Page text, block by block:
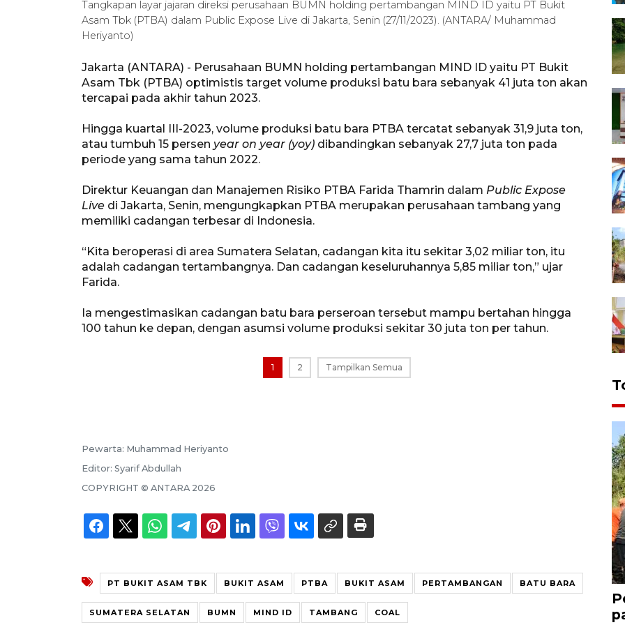
Tangkapan layar jajaran direksi perusahaan BUMN holding pertambangan MIND ID yaitu PT Bukit
Asam Tbk (PTBA) dalam Public Expose Live di Jakarta, Senin (27/11/2023). (ANTARA/ Muhammad
Heriyanto)
Jakarta (ANTARA) - Perusahaan BUMN holding pertambangan MIND ID yaitu PT Bukit
Asam Tbk (PTBA) optimistis target volume produksi batu bara sebanyak 41 juta ton akan
tercapai pada akhir tahun 2023.
Hingga kuartal III-2023, volume produksi batu bara PTBA tercatat sebanyak 31,9 juta ton,
atau tumbuh 15 persen year on year (yoy) dibandingkan sebanyak 27,7 juta ton pada
periode yang sama tahun 2022.
Direktur Keuangan dan Manajemen Risiko PTBA Farida Thamrin dalam Public Expose
Live di Jakarta, Senin, mengungkapkan PTBA merupakan perusahaan tambang yang
memiliki cadangan terbesar di Indonesia.
“Kita beroperasi di area Sumatera Selatan, cadangan kita itu sekitar 3,02 miliar ton, itu
adalah cadangan tertambangnya. Dan cadangan keseluruhannya 5,85 miliar ton,” ujar
Farida.
Ia mengestimasikan cadangan batu bara perseroan tersebut mampu bertahan hingga
100 tahun ke depan, dengan asumsi volume produksi sekitar 30 juta ton per tahun.
1 2 Tampilkan Semua
Pewarta: Muhammad Heriyanto
Editor: Syarif Abdullah
COPYRIGHT © ANTARA 2026
PT BUKIT ASAM TBK BUKIT ASAM PTBA BUKIT ASAM PERTAMBANGAN BATU BARA
SUMATERA SELATAN BUMN MIND ID TAMBANG COAL